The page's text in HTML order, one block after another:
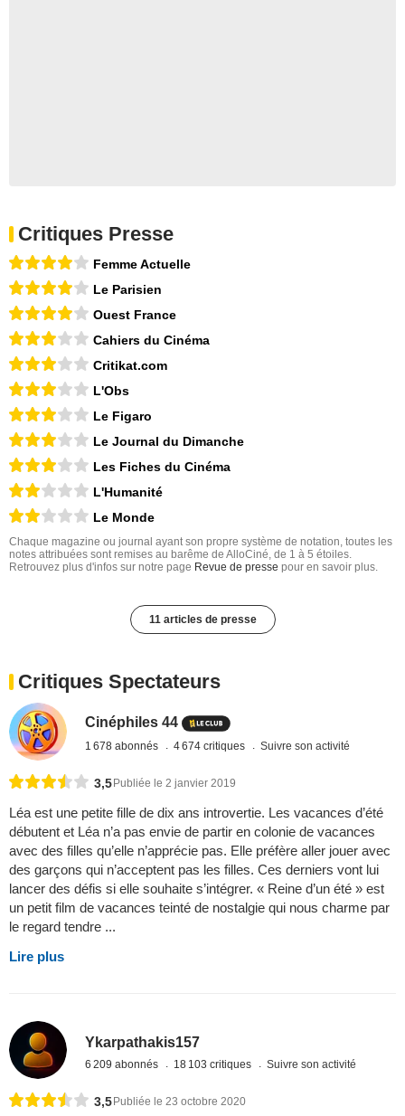
Critiques Presse
Femme Actuelle
Le Parisien
Ouest France
Cahiers du Cinéma
Critikat.com
L'Obs
Le Figaro
Le Journal du Dimanche
Les Fiches du Cinéma
L'Humanité
Le Monde
Chaque magazine ou journal ayant son propre système de notation, toutes les
notes attribuées sont remises au barême de AlloCiné, de 1 à 5 étoiles.
Retrouvez plus d'infos sur notre page Revue de presse pour en savoir plus.
11 articles de presse
Critiques Spectateurs
Cinéphiles 44
1 678 abonnés 4 674 critiques Suivre son activité
3,5 Publiée le 2 janvier 2019
Léa est une petite fille de dix ans introvertie. Les vacances d’été
débutent et Léa n’a pas envie de partir en colonie de vacances
avec des filles qu’elle n’apprécie pas. Elle préfère aller jouer avec
des garçons qui n’acceptent pas les filles. Ces derniers vont lui
lancer des défis si elle souhaite s’intégrer. « Reine d’un été » est
un petit film de vacances teinté de nostalgie qui nous charme par
le regard tendre ...
Lire plus
Ykarpathakis157
6 209 abonnés 18 103 critiques Suivre son activité
3,5 Publiée le 23 octobre 2020